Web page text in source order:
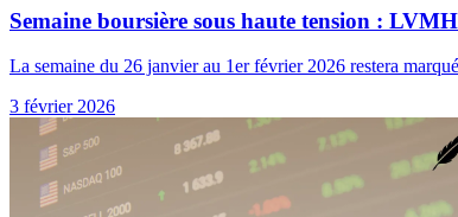
Semaine boursière sous haute tension :
La semaine du 26 janvier au 1er février 2026 restera
3 février 2026